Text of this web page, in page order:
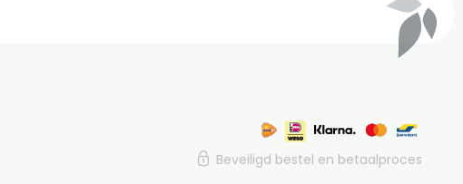
Beveiligd bestel en betaalproces